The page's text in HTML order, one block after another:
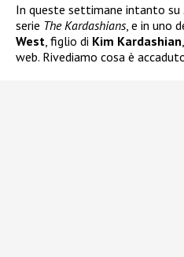
In queste settimane intanto su
serie The Kardashians, e in uno
West , figlio di Kim Kardashian
web. Rivediamo cosa è